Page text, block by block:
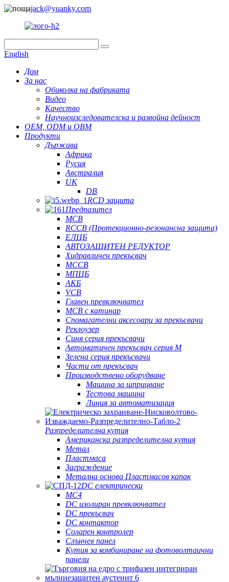
jack@yuanky.com
English
Дом
За нас
Обиколка на фабриката
Видео
Качество
Научноизследователска и развойна дейност
OEM, ODM и OBM
Продукти
Държава
Африка
Русия
Австралия
UK
DB
RCD защита
Предпазител
MCB
RCCB (Протекционно-резонансна защита)
ЕЛЦБ
АВТОЗАЩИТЕН РЕДУКТОР
Хидравличен прекъсвач
MCCB
МПЦБ
АКБ
VCB
Главен превключвател
MCB с катинар
Спомагателни аксесоари за прекъсвачи
Реклоузер
Синя серия прекъсвачи
Автоматичен прекъсвач серия M
Зелена серия прекъсвачи
Части от прекъсвач
Производствено оборудване
Машина за шприцване
Тестова машина
Линия за автоматизация
Разпределителна кутия
Американска разпределителна кутия
Метал
Пластмаса
Заграждение
Метална основа Пластмасов капак
DC електрически
MC4
DC изолиран превключвател
DC прекъсвач
DC контактор
Соларен контролер
Слънчев панел
Кутия за комбиниране на фотоволтаични
панели